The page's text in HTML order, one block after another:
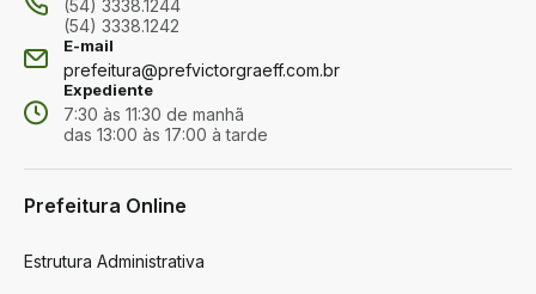
(54) 3338.1244
(54) 3338.1242
E-mail
prefeitura@prefvictorgraeff.com.br
Expediente
7:30 às 11:30 de manhã
das 13:00 às 17:00 à tarde
Prefeitura Online
Estrutura Administrativa